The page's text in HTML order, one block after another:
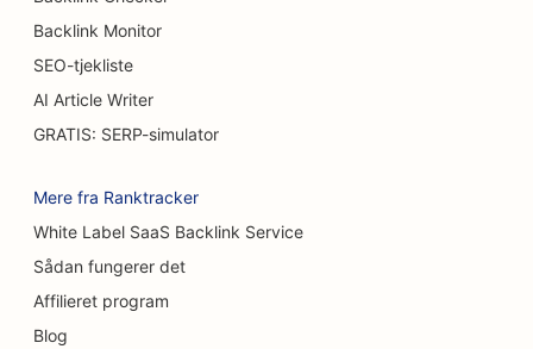
SEO for caféer
SEO for kagebutikker
SEO for bilforhandlere
SEO til rengøringsservice
Backlink Monitor
SEO-tjekliste
AI Article Writer
GRATIS: SERP-simulator
Mere fra Ranktracker
White Label SaaS Backlink Service
Sådan fungerer det
Affilieret program
Blog